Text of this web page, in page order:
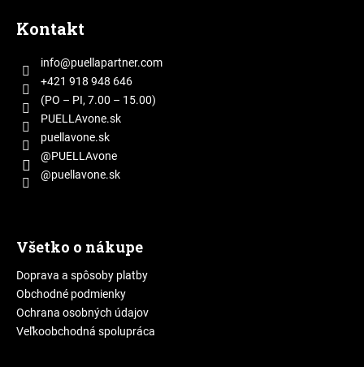
č
a
e
Kontakt
info@puellapartner.com
+421 918 948 646
(PO – PI, 7.00 – 15.00)
PUELLAvone.sk
puellavone.sk
@PUELLAvone
@puellavone.sk
Všetko o nákupe
Doprava a spôsoby platby
Obchodné podmienky
Ochrana osobných údajov
Veľkoobchodná spolupráca